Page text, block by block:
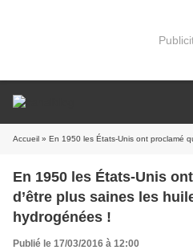
Accueil » En 1950 les États-Unis ont proclamé qu’afin
En 1950 les États-Unis ont proclamé qu’afin
d’être plus saines les
hydrogénées !
Publié le 17/03/2016 à 12:00